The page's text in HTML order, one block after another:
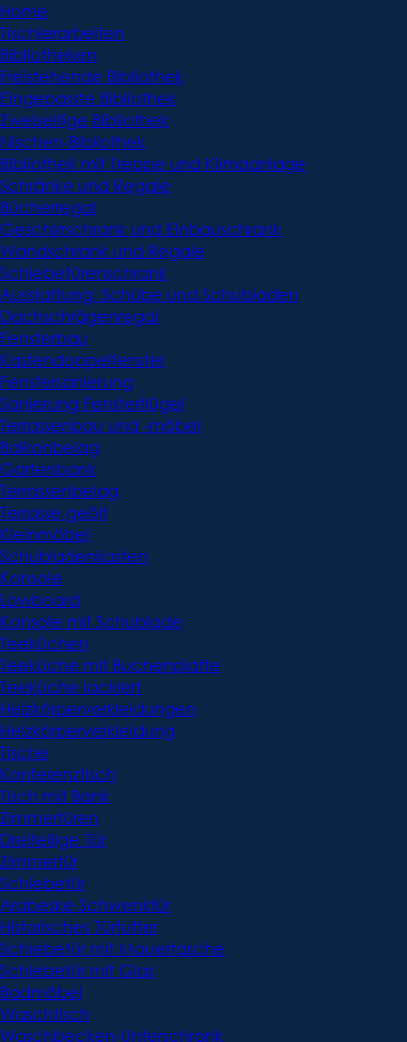
Home
Tischlerarbeiten
Bibliotheken
Freistehende Bibliothek
Eingepasste Bibliothek
Zweiseitige Bibliothek
Nischen-Bibliothek
Bibliothek mit Treppe und Klimaanlage
Schränke und Regale
Bücherregal
Geschirrschrank und Einbauschrank
Wandschrank und Regale
Schiebetürenschrank
Ausstattung: Schübe und Schubladen
Dachschrägenregal
Fensterbau
Kastendoppelfenster
Fenstersanierung
Sanierung Fensterflügel
Terrassenbau und -möbel
Balkonbelag
Gartenbank
Terrassenbelag
Terrasse geölt
Kleinmöbel
Schubladenkasten
Konsole
Lowboard
Konsole mit Schublade
Teeküchen
Teeküche mit Buchenplatte
Teeküche lackiert
Heizkörperverkleidungen
Heizkörperverkleidung
Tische
Konferenztisch
Tisch mit Bank
Zimmertüren
Dreiteilige Tür
Zimmertür
Schiebetür
Arabeske Schwenktür
Historisches Türfutter
Schiebetür mit Mauertasche
Schiebetür mit Glas
Badmöbel
Waschtisch
Waschbecken-Unterschrank